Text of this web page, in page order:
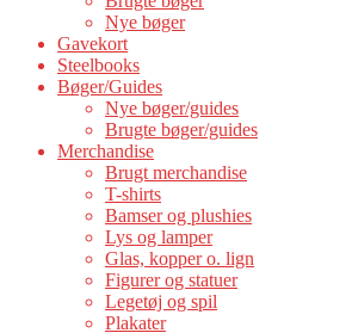
Nye bøger
Gavekort
Steelbooks
Bøger/Guides
Nye bøger/guides
Brugte bøger/guides
Merchandise
Brugt merchandise
T-shirts
Bamser og plushies
Lys og lamper
Glas, kopper o. lign
Figurer og statuer
Legetøj og spil
Plakater